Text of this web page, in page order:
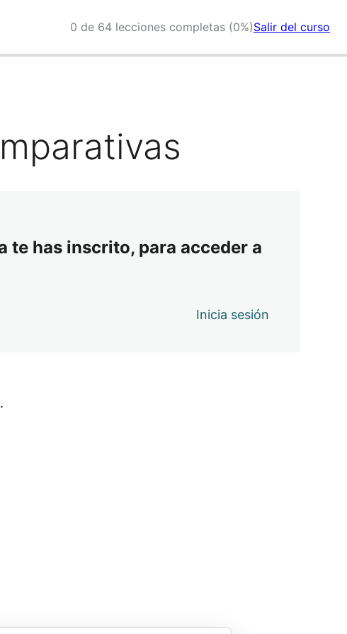
0 de 64 lecciones completas (0%)Salir del curso
te has inscrito, para acceder a
Inicia sesión